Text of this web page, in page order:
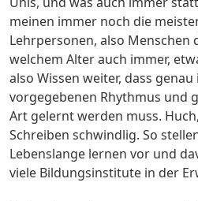
meinen immer noch die
Lehrpersonen, also Menschen
welchem Alter auch immer,
also Wissen weiter, dass
vorgegebenen Rhythmus und
Art gelernt werden muss.
Schreiben schwindlig. So
Lebenslange lernen vor und
viele Bildungsinstitute in der